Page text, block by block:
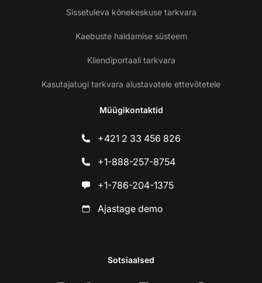
Sissetuleva kõnekeskuse tarkvara
Kaebuste haldamise süsteem
Kliendiportaali tarkvara
Kasutajatugi tarkvara alustavatele ettevõtetele
Müügikontaktid
+421 2 33 456 826
+1-888-257-8754
+1-786-204-1375
Ajastage demo
Sotsiaalsed